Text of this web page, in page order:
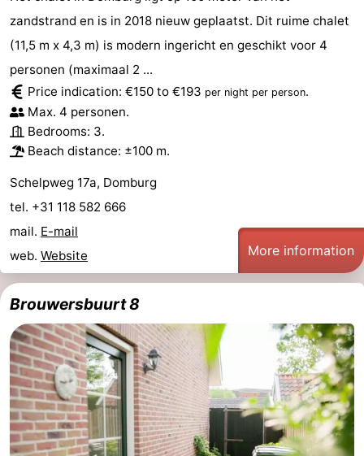
riding
Practical
Forum
Route
-
Parking
Medical
addresses
Region
Zeeland
Schouwen-
Duiveland
-
Renesse
-
Brouwershaven
-
Bruinisse
-
zandstrand en is in 2018 nieuw geplaatst. Dit ruime chalet
(11,5 m x 4,3 m) is modern ingericht en geschikt voor 4
personen (maximaal 2 ...
Price indication: €150 to €193 per night per person.
Max. 4 personen.
Bedrooms: 3.
Beach distance: ±100 m.
Schelpweg 17a, Domburg
tel. +31 118 582 666
mail. E-mail
web. Website More information
Brouwersbuurt 8